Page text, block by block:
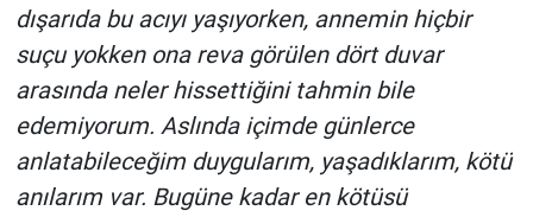
dışarıda bu acıyı yaşıyorken, annemin hiçbir
suçu yokken ona reva görülen dört duvar
arasında neler hissettiğini tahmin bile
edemiyorum. Aslında içimde günlerce
anlatabileceğim duygularım, yaşadıklarım, kötü
anılarım var. Bugüne kadar en kötüsü